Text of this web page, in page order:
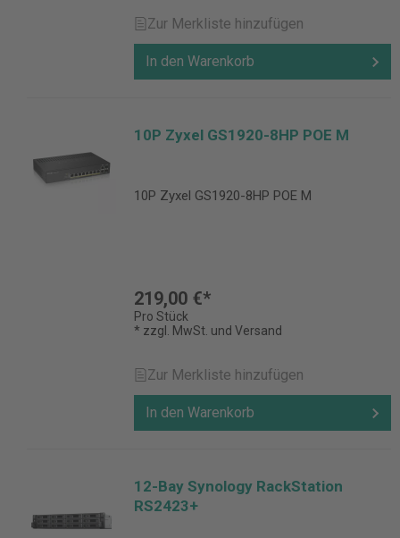
Zur Merkliste hinzufügen
In den Warenkorb
10P Zyxel GS1920-8HP POE M
10P Zyxel GS1920-8HP POE M
219,00 €*
Pro Stück
* zzgl. MwSt. und Versand
Zur Merkliste hinzufügen
In den Warenkorb
12-Bay Synology RackStation
RS2423+